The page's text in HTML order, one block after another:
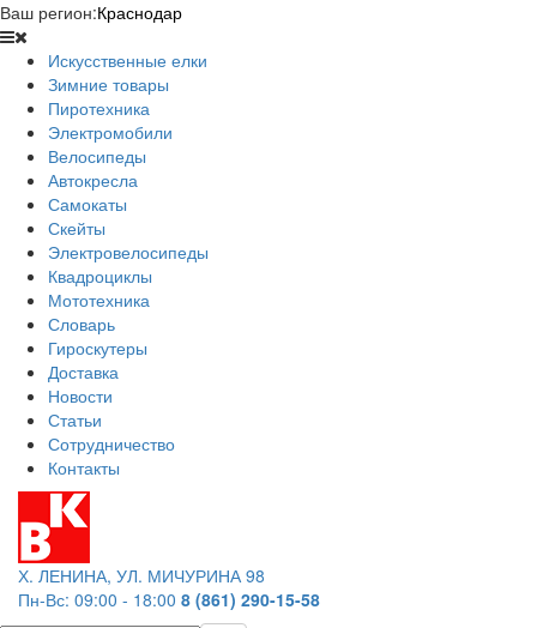
Ваш регион:Краснодар
Искусственные елки
Зимние товары
Пиротехника
Электромобили
Велосипеды
Автокресла
Самокаты
Скейты
Электровелосипеды
Квадроциклы
Мототехника
Словарь
Гироскутеры
Доставка
Новости
Статьи
Сотрудничество
Контакты
Х. ЛЕНИНА, УЛ. МИЧУРИНА 98
Пн-Вс: 09:00 - 18:00 8 (861) 290-15-58